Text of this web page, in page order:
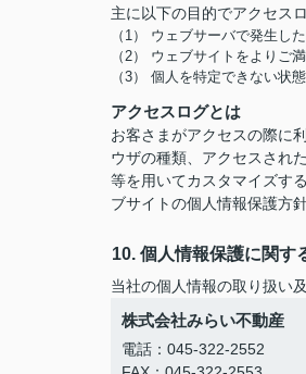
主に以下の目的でアクセス
（1） ウェブサーバで発生し
（2） ウェブサイトをよりご
（3） 個人を特定できない状
アクセスログとは
お客さまがアクセスの際に
ウザの種類、アクセスされ
等を用いてカスタマイズす
ブサイトの個人情報保護方
10. 個人情報保護に関す
当社の個人情報の取り扱い
株式会社みらい不動産
電話：045-322-2552